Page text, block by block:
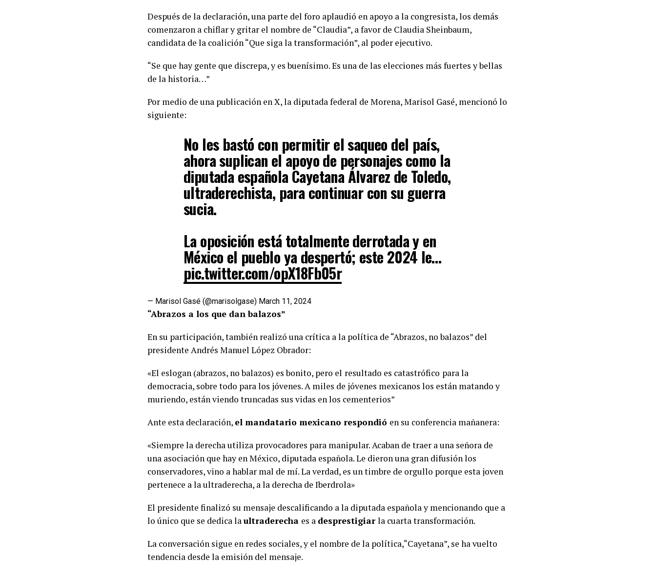
Después de la declaración, una parte del foro aplaudió en apoyo a la congresista, los demás
comenzaron a chiflar y gritar el nombre de “Claudia”, a favor de Claudia Sheinbaum,
candidata de la coalición “Que siga la transformación”, al poder ejecutivo.
“Se que hay gente que discrepa, y es buenísimo. Es una de las elecciones más fuertes y bellas
de la historia…”
Por medio de una publicación en X, la diputada federal de Morena, Marisol Gasé, mencionó lo
siguiente:
No les bastó con permitir el saqueo del país,
ahora suplican el apoyo de personajes como la
diputada española Cayetana Álvarez de Toledo,
ultraderechista, para continuar con su guerra
sucia.
La oposición está totalmente derrotada y en
México el pueblo ya despertó; este 2024 le…
pic.twitter.com/opX18Fb05r
— Marisol Gasé (@marisolgase) March 11, 2024
“Abrazos a los que dan balazos”
En su participación, también realizó una crítica a la política de “Abrazos, no balazos” del
presidente Andrés Manuel López Obrador:
«El eslogan (abrazos, no balazos) es bonito, pero el resultado es catastrófico para la
democracia, sobre todo para los jóvenes. A miles de jóvenes mexicanos los están matando y
muriendo, están viendo truncadas sus vidas en los cementerios”
Ante esta declaración, el mandatario mexicano respondió en su conferencia mañanera:
«Siempre la derecha utiliza provocadores para manipular. Acaban de traer a una señora de
una asociación que hay en México, diputada española. Le dieron una gran difusión los
conservadores, vino a hablar mal de mí. La verdad, es un timbre de orgullo porque esta joven
pertenece a la ultraderecha, a la derecha de Iberdrola»
El presidente finalizó su mensaje descalificando a la diputada española y mencionando que a
lo único que se dedica laultraderecha es a desprestigiarla cuarta transformación.
La conversación sigue en redes sociales, y el nombre de la política,“Cayetana”, se ha vuelto
tendencia desde la emisión del mensaje.